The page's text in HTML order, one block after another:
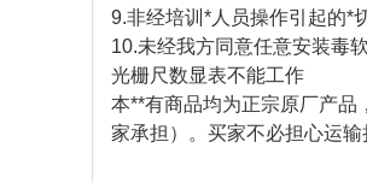
9.非经培训*人员操作引起的*
10.未经我方同意任意安装毒
光栅尺数显表不能工作
本**有商品均为正宗原厂产品
家承担）。买家不必担心运